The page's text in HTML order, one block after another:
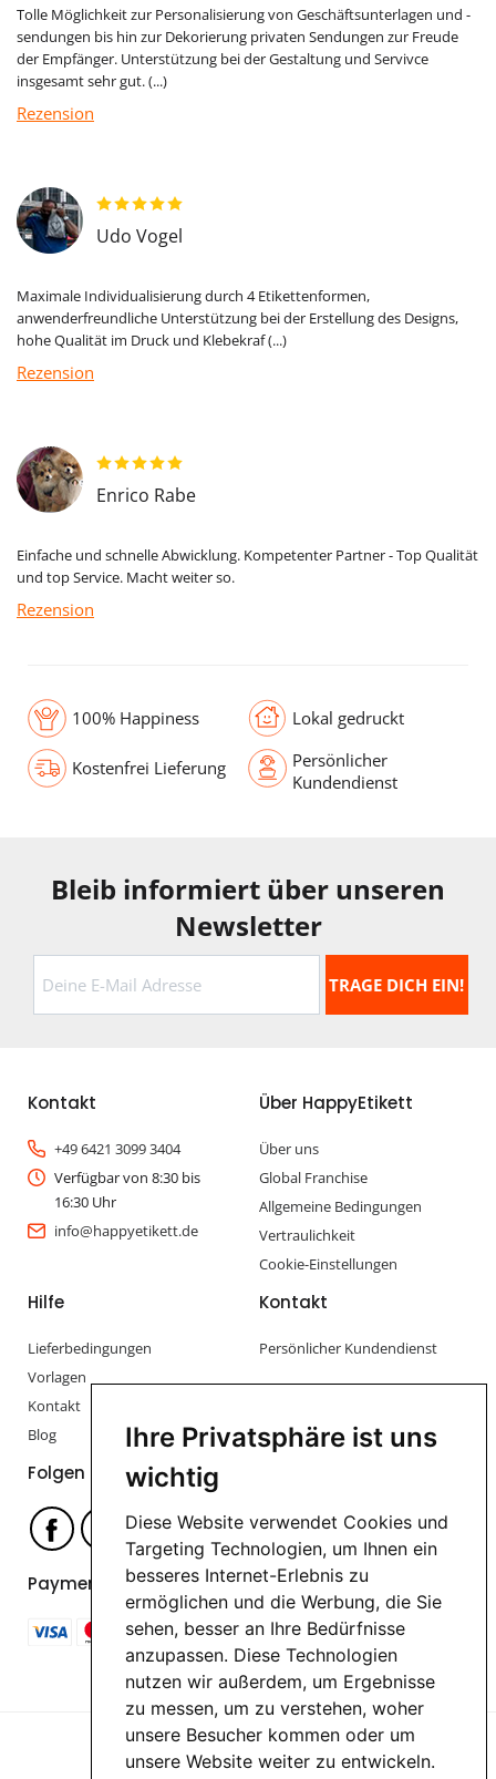
Ihre Privatsphäre ist uns
wichtig
Diese Website verwendet Cookies und
Targeting Technologien, um Ihnen ein
besseres Internet-Erlebnis zu
ermöglichen und die Werbung, die Sie
sehen, besser an Ihre Bedürfnisse
anzupassen. Diese Technologien
nutzen wir außerdem, um Ergebnisse
zu messen, um zu verstehen, woher
unsere Besucher kommen oder um
unsere Website weiter zu entwickeln.
Tolle Möglichkeit zur Personalisierung von Geschäftsunterlagen und -
sendungen bis hin zur Dekorierung privaten Sendungen zur Freude
der Empfänger. Unterstützung bei der Gestaltung und Servivce
insgesamt sehr gut. (...)
Rezension
Udo Vogel
Maximale Individualisierung durch 4 Etikettenformen,
anwenderfreundliche Unterstützung bei der Erstellung des Designs,
hohe Qualität im Druck und Klebekraf (...)
Rezension
Enrico Rabe
Einfache und schnelle Abwicklung. Kompetenter Partner - Top Qualität
und top Service. Macht weiter so.
Rezension
100% Happiness Lokal gedruckt
Kostenfrei Lieferung
Persönlicher
Kundendienst
Bleib informiert über unseren
Newsletter
Kontakt
+49 6421 3099 3404
Verfügbar von 8:30 bis
16:30 Uhr
info@happyetikett.de
Über HappyEtikett
Über uns
Global Franchise
Allgemeine Bedingungen
Vertraulichkeit
Cookie-Einstellungen
Hilfe
Lieferbedingungen
Vorlagen
Kontakt
Blog
Kontakt
Persönlicher Kundendienst
Folgen Sie uns
Payment options